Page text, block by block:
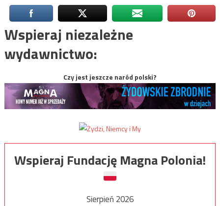
Wspieraj niezależne
wydawnictwo:
Czy jest jeszcze naród polski?
Wspieraj Fundację Magna Polonia!
Sierpień 2026